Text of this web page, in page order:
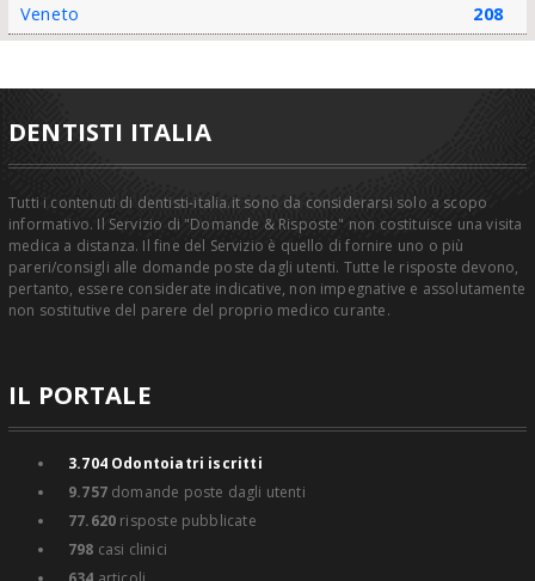
Veneto 208
DENTISTI ITALIA
Tutti i contenuti di dentisti-italia.it sono da considerarsi solo a scopo
informativo. Il Servizio di "Domande & Risposte" non costituisce una visita
medica a distanza. Il fine del Servizio è quello di fornire uno o più
pareri/consigli alle domande poste dagli utenti. Tutte le risposte devono,
pertanto, essere considerate indicative, non impegnative e assolutamente
non sostitutive del parere del proprio medico curante.
IL PORTALE
3.704Odontoiatri iscritti
9.757domande poste dagli utenti
77.620 risposte pubblicate
798 casi clinici